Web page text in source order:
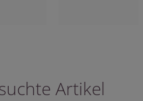
Artikel